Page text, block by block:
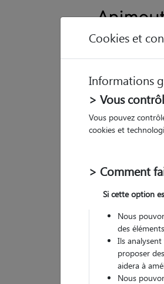
Cookies et
Informations
> Vous
Vous pouvez
cookies et
> Comment
Si cette option
Nous
des
Ils
proposer
aidera à
Nous